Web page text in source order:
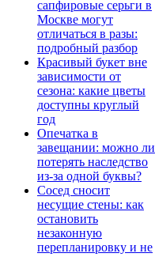
сапфировые серьги в
Москве могут
отличаться в разы:
подробный разбор
Красивый букет вне
зависимости от
сезона: какие цветы
доступны круглый
год
Опечатка в
завещании: можно ли
потерять наследство
из-за одной буквы?
Сосед сносит
несущие стены: как
остановить
незаконную
перепланировку и не